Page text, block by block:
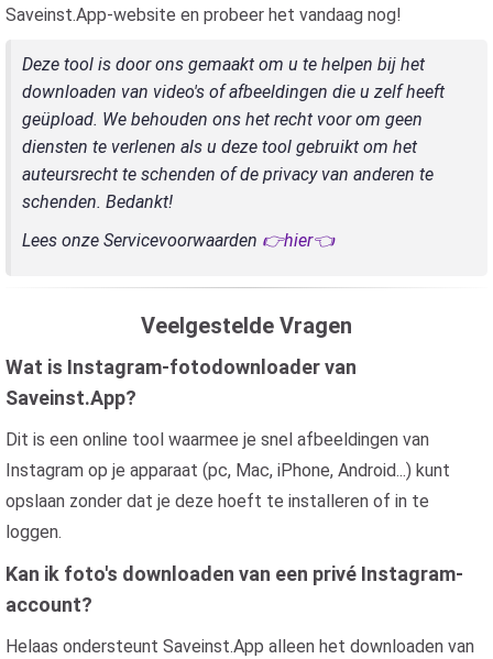
Saveinst.App-website en probeer het vandaag nog!
Deze tool is door ons gemaakt om u te helpen bij het
downloaden van video's of afbeeldingen die u zelf heeft
geüpload. We behouden ons het recht voor om geen
diensten te verlenen als u deze tool gebruikt om het
auteursrecht te schenden of de privacy van anderen te
schenden. Bedankt!
Lees onze Servicevoorwaarden 👉hier👈
Veelgestelde Vragen
Wat is Instagram-fotodownloader van
Saveinst.App?
Dit is een online tool waarmee je snel afbeeldingen van
Instagram op je apparaat (pc, Mac, iPhone, Android...) kunt
opslaan zonder dat je deze hoeft te installeren of in te
loggen.
Kan ik foto's downloaden van een privé Instagram-
account?
Helaas ondersteunt Saveinst.App alleen het downloaden van